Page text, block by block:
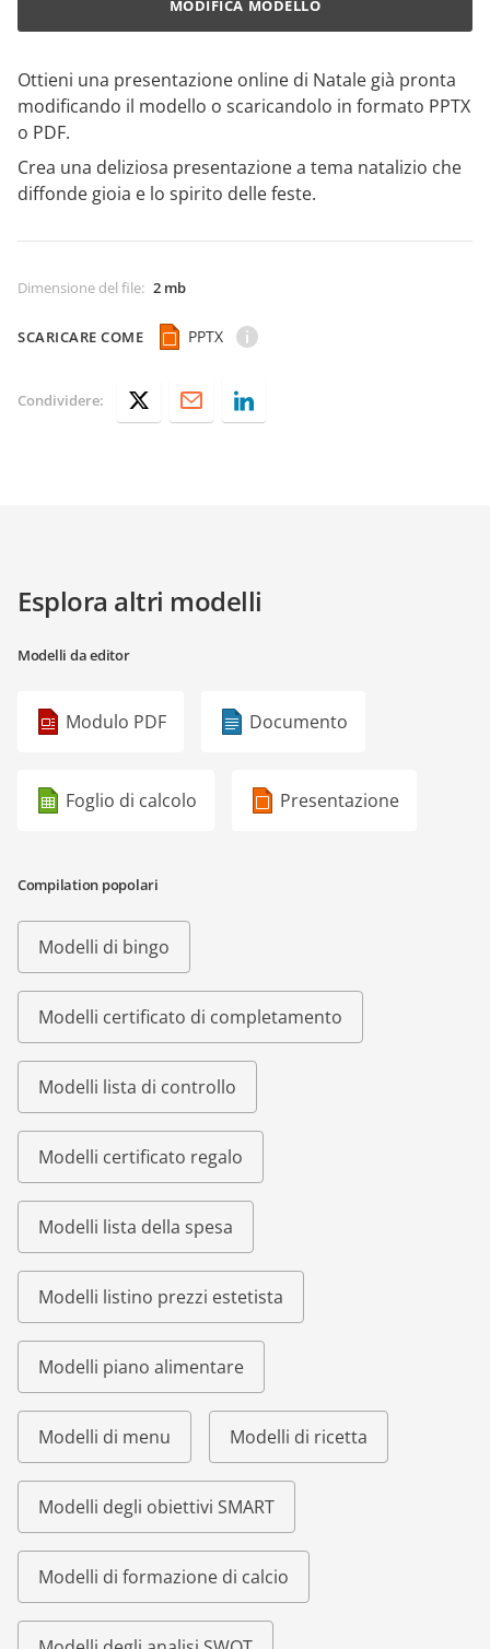
Ottieni una presentazione online di Natale già pronta
modificando il modello o scaricandolo in formato PPTX
o PDF.
Crea una deliziosa presentazione a tema natalizio che
diffonde gioia e lo spirito delle feste.
Dimensione del file: 2 mb
SCARICARE COME PPTX
MODIFICA MODELLO
Condividere:
Esplora altri modelli
Modelli da editor
Modulo PDF Documento
Foglio di calcolo Presentazione
Compilation popolari
Modelli di bingo
Modelli certificato di completamento
Modelli lista di controllo
Modelli certificato regalo
Modelli lista della spesa
Modelli listino prezzi estetista
Modelli piano alimentare
Modelli di menu Modelli di ricetta
Modelli degli obiettivi SMART
Modelli di formazione di calcio